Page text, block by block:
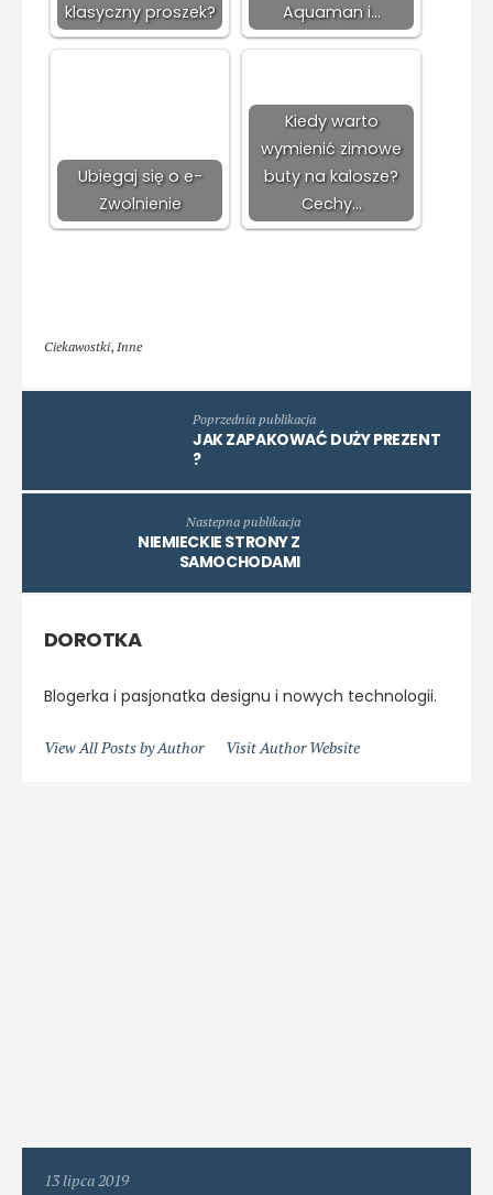
klasyczny proszek?
Aquaman i…
Ubiegaj się o e-
Zwolnienie
Kiedy warto
wymienić zimowe
buty na kalosze?
Cechy…
Ciekawostki, Inne
Poprzednia publikacja
JAK ZAPAKOWAĆ DUŻY PREZENT
?
Nastepna publikacja
NIEMIECKIE STRONY Z
SAMOCHODAMI
DOROTKA
Blogerka i pasjonatka designu i nowych technologii.
View All Posts by Author Visit Author Website
13 lipca 2019